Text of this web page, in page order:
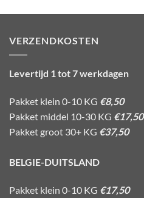
VERZENDKOSTEN
Levertijd 1 tot 7 werkdagen
Pakket klein 0-10 KG €8,50
Pakket middel 10-30 KG €17,50
Pakket groot 30+ KG €37,50
BELGIE-DUITSLAND
Pakket klein 0-10 KG €17,50